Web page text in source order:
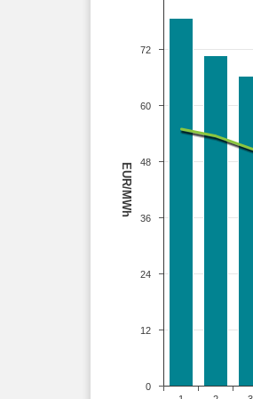
EUR/MWh
0
12
24
36
48
60
72